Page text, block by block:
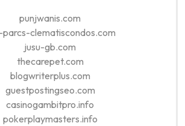
punjwanis.com
clematiscondos.com
jusu-gb.com
thecarepet.com
blogwriterplus.com
guestpostingseo.com
casinogambitpro.info
pokerplaymasters.info